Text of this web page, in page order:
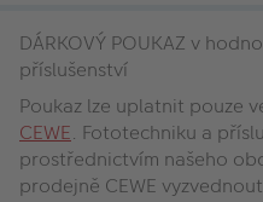
DÁRKOVÝ POUKAZ v
příslušenství
Poukaz lze uplatnit pouze
CEWE. Fototechniku a
prostřednictvím našeho
prodejně CEWE